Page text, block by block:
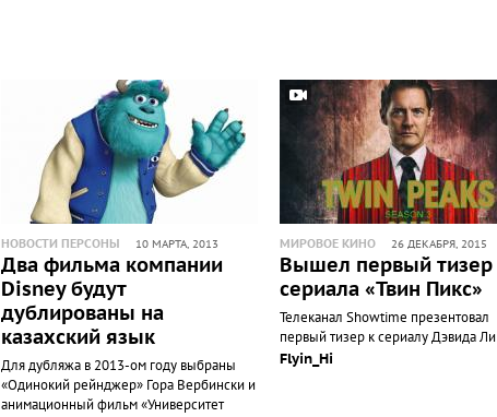
НОВОСТИ ПЕРСОНЫ 10 МАРТА, 2013
Два фильма компании
Disney будут
дублированы на
казахский язык
Для дубляжа в 2013-ом году выбраны
«Одинокий рейнджер» Гора Вербински и
анимационный фильм «Университет
МИРОВОЕ КИНО 26 ДЕКАБРЯ, 2015
Вышел первый тизер
сериала «Твин Пикс»
Телеканал Showtime презентовал
первый тизер к сериалу Дэвида
Flyin_Hi